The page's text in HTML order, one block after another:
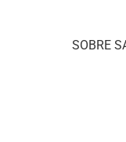
SOBRE